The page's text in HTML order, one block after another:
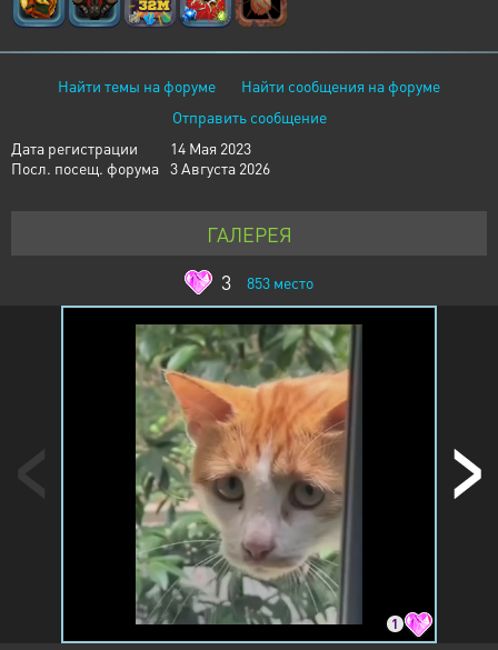
Найти темы на форуме
Найти сообщения на форуме
Отправить сообщение
Дата регистрации
14 Мая 2023
Посл. посещ. форума 3 Августа 2026
ГАЛЕРЕЯ
3
853 место
1